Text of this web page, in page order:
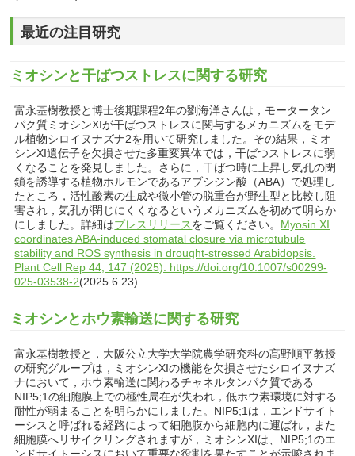
最近の注目研究
ミオシンと干ばつストレスに関する研究
富永基樹教授と博士後期課程2年の劉海洋さんは，モータータン
パク質ミオシンXIが干ばつストレスに関与するメカニズムをモデ
ル植物シロイヌナズナ2を用いて研究しました。その結果，ミオ
シンXI遺伝子を欠損させた多重変異体では，干ばつストレスに弱
くなることを発見しました。さらに，干ばつ時に上昇し気孔の閉
鎖を誘導する植物ホルモンであるアブシジン酸（ABA）で処理し
たところ，活性酸素の生成や微小管の脱重合が野生型と比較し阻
害され，気孔が閉じにくくなるというメカニズムを初めて明らか
にしました。詳細はプレスリリースをご覧ください。 Myosin XI
coordinates ABA-induced stomatal closure via microtubule
stability and ROS synthesis in drought-stressed Arabidopsis.
Plant Cell Rep 44, 147 (2025). https://doi.org/10.1007/s00299-
025-03538-2(2025.6.23)
ミオシンとホウ素輸送に関する研究
富永基樹教授と，大阪公立大学大学院農学研究科の髙野順平教授
の研究グループは，ミオシンXIの機能を欠損させたシロイヌナズ
ナにおいて，ホウ素輸送に関わるチャネルタンパク質である
NIP5;1の細胞膜上での極性局在が失われ，低ホウ素環境に対する
耐性が弱まることを明らかにしました。NIP5;1は，エンドサイト
ーシスと呼ばれる経路によって細胞膜から細胞内に運ばれ，また
細胞膜へリサイクリングされますが，ミオシンXIは、NIP5;1のエ